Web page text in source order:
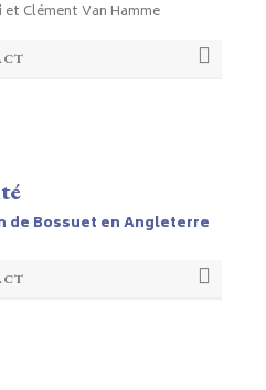
Clément Van Hamme
de Bossuet en Angleterre